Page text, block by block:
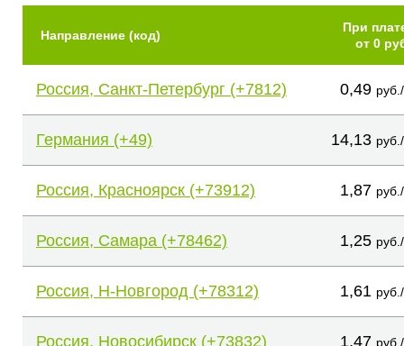
Направление (код)
При
от 0
Россия, Санкт-Петербург (+7812) 0,49
Германия (+49) 14,13
Россия, Красноярск (+73912) 1,87
Россия, Самара (+78462) 1,25
Россия, Н-Новгород (+78312) 1,61
Россия, Новосибирск (+73832) 1,47